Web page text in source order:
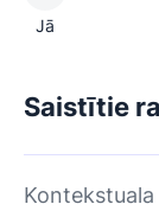
Jā
Saistītie